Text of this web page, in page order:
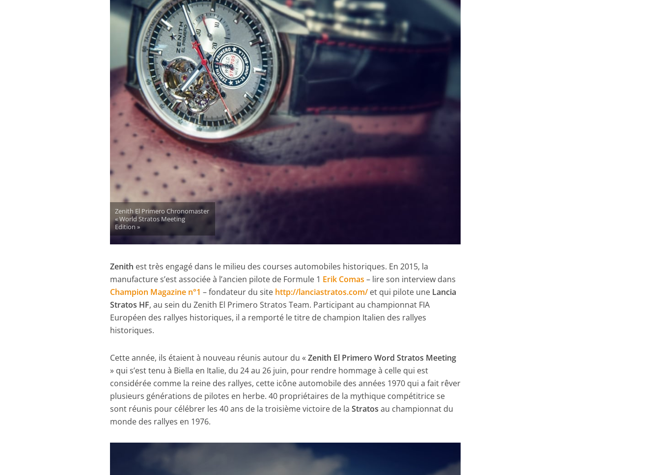
Zenith El Primero Chronomaster
« World Stratos Meeting
Edition »
Zenith est très engagé dans le milieu des courses automobiles historiques. En 2015, la
manufacture s’est associée à l’ancien pilote de Formule 1 Erik Comas – lire son interview dans
Champion Magazine n°1 – fondateur du site http://lanciastratos.com/ et qui pilote une Lancia
Stratos HF, au sein du Zenith El Primero Stratos Team. Participant au championnat FIA
Européen des rallyes historiques, il a remporté le titre de champion Italien des rallyes
historiques.
Cette année, ils étaient à nouveau réunis autour du «Zenith El Primero Word Stratos Meeting
» qui s’est tenu à Biella en Italie, du 24 au 26 juin, pour rendre hommage à celle qui est
considérée comme la reine des rallyes, cette icône automobile des années 1970 qui a fait rêver
plusieurs générations de pilotes en herbe. 40 propriétaires de la mythique compétitrice se
sont réunis pour célébrer les 40 ans de la troisième victoire de laStratos au championnat du
monde des rallyes en 1976.